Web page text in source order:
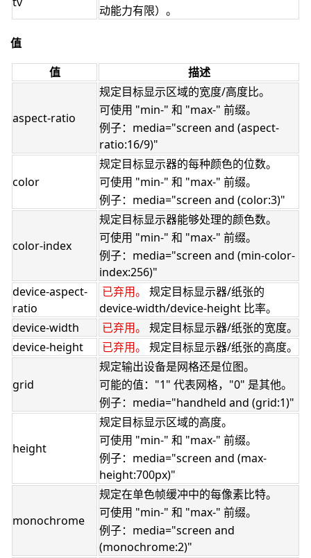
动能力有限）。
值
值
描述
aspect-ratio
规定目标显示区域的宽度/高度比。
可使用 "min-" 和 "max-" 前缀。
例子：media="screen and (aspect-
ratio:16/9)"
color
规定目标显示器的每种颜色的位数。
可使用 "min-" 和 "max-" 前缀。
例子：media="screen and (color:3)"
color-index
规定目标显示器能够处理的颜色数。
可使用 "min-" 和 "max-" 前缀。
例子：media="screen and (min-color-
index:256)"
device-aspect-
ratio
已弃用。
规定目标显示器/纸张的
device-width/device-height 比率。
device-width
已弃用。
规定目标显示器/纸张的宽度。
device-height
已弃用。 规定目标显示器/纸张的高度。
grid
规定输出设备是网格还是位图。
可能的值："1" 代表网格，"0" 是其他。
例子：media="handheld and (grid:1)"
height
规定目标显示区域的高度。
可使用 "min-" 和 "max-" 前缀。
例子：media="screen and (max-
height:700px)"
monochrome
规定在单色帧缓冲中的每像素比特。
可使用 "min-" 和 "max-" 前缀。
例子：media="screen and
(monochrome:2)"